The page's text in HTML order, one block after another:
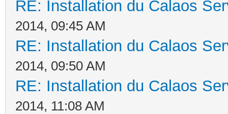
RE: Installation du Calaos
2014, 09:45 AM
RE: Installation du Calaos
2014, 09:50 AM
RE: Installation du Calaos
2014, 11:08 AM